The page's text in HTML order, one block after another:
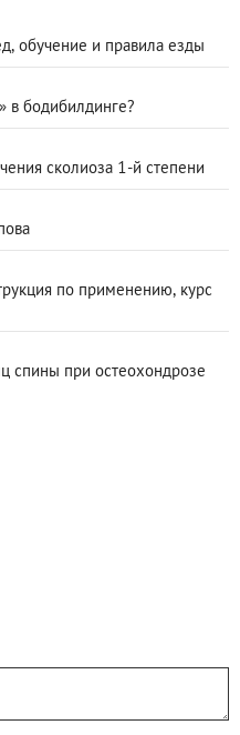
обучение и правила езды
Как принимать «Пентоксифиллин» в бодибилдинге?
сколиоза 1-й степени
по применению, курс
спины при остеохондрозе